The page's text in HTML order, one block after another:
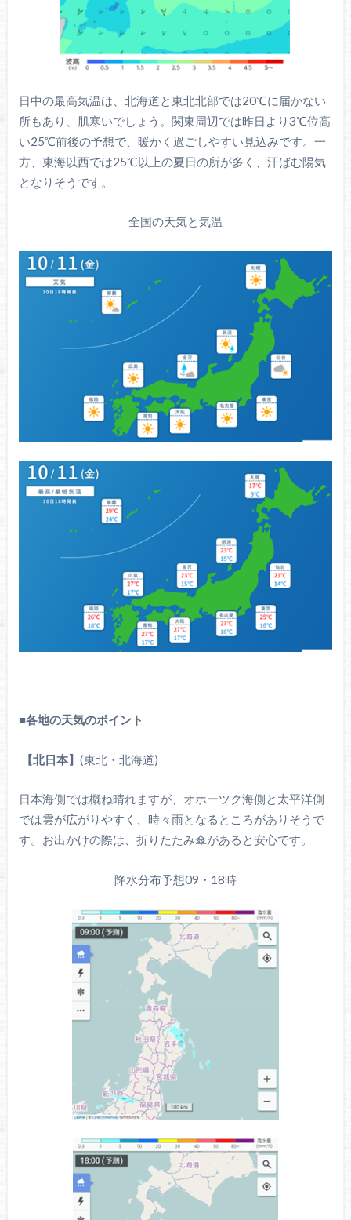
日中の最高気温は、北海道と東北北部では20℃に届かない
所もあり、肌寒いでしょう。関東周辺では昨日より3℃位高
い25℃前後の予想で、暖かく過ごしやすい見込みです。一
方、東海以西では25℃以上の夏日の所が多く、汗ばむ陽気
となりそうです。
全国の天気と気温
■各地の天気のポイント
【北日本】 (東北・北海道)
日本海側では概ね晴れますが、オホーツク海側と太平洋側
では雲が広がりやすく、時々雨となるところがありそうで
す。お出かけの際は、折りたたみ傘があると安心です。
降水分布予想09・18時